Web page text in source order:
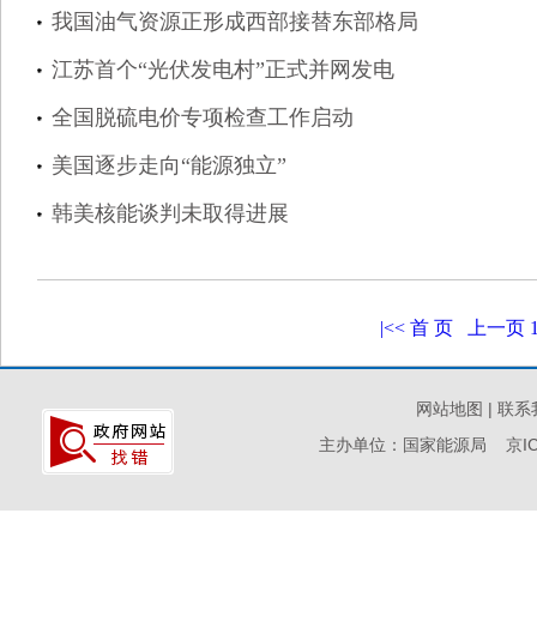
我国油气资源正形成西部接替东部格局
江苏首个“光伏发电村”正式并网发电
全国脱硫电价专项检查工作启动
美国逐步走向“能源独立”
韩美核能谈判未取得进展
|<< 首 页 上一页